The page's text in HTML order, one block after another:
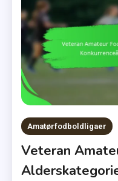
Amatørfodboldligaer
Veteran